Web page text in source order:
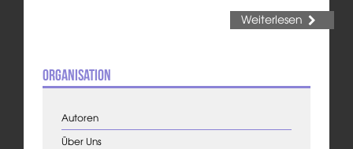
Weiterlesen
Organisation
Autoren
Über Uns